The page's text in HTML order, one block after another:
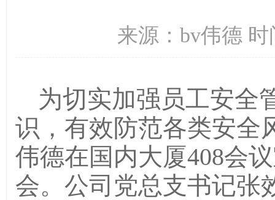
来源：bv伟德 时
为切实加强员工安全
识，有效防范各类安全
伟德在国内大厦408会
会。公司党总支书记张